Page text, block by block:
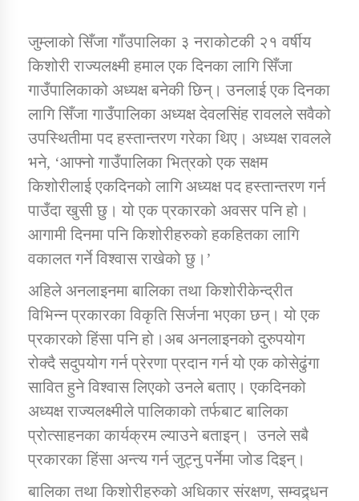
डिभिजन कार्यालय जुम्लाको सुचना सन्देश
कर्णाली प्रविधि शिक्षालय जुम्लाको सुचना
सामाजिक बिकास कार्यालय जुम्लाकाे सुचना
कार्यक्रम कार्यान्वयन एकाई जुम्लाको सुचना
जुम्लाको सिँजा गाँउपालिका ३ नराकोटकी २१ वर्षीय
किशोरी राज्यलक्ष्मी हमाल एक दिनका लागि सिँजा
गाउँपालिकाको अध्यक्ष बनेकी छिन्। उनलाई एक दिनका
लागि सिँजा गाउँपालिका अध्यक्ष देवलसिंह रावलले सवैको
उपस्थितीमा पद हस्तान्तरण गरेका थिए। अध्यक्ष रावलले
भने, ‘आफ्नो गाउँपालिका भित्रको एक सक्षम
किशोरीलाई एकदिनको लागि अध्यक्ष पद हस्तान्तरण गर्न
पाउँदा खुसी छु। यो एक प्रकारको अवसर पनि हो।
आगामी दिनमा पनि किशोरीहरुको हकहितका लागि
वकालत गर्ने विश्वास राखेको छु।’
अहिले अनलाइनमा बालिका तथा किशोरीकेन्द्रीत
विभिन्न प्रकारका विकृति सिर्जना भएका छन्। यो एक
प्रकारको हिंसा पनि हो।अब अनलाइनको दुरुपयोग
रोक्दै सदुपयोग गर्न प्रेरणा प्रदान गर्न यो एक कोसेढुंगा
सावित हुने विश्वास लिएको उनले बताए। एकदिनको
अध्यक्ष राज्यलक्ष्मीले पालिकाको तर्फबाट बालिका
प्रोत्साहनका कार्यक्रम ल्याउने बताइन्। उनले सबै
प्रकारका हिंसा अन्त्य गर्न जुट्नु पर्नेमा जोड दिइन्।
बालिका तथा किशोरीहरुको अधिकार संरक्षण, सम्वद्र्धन